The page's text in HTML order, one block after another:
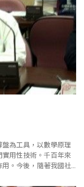
為工具，以數學原理
用性技術。千百年來
。今後，隨著我國社